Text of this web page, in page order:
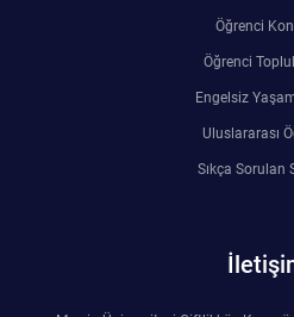
Öğrenci
Öğrenci
Engelsiz
Uluslararası
Sıkça Sorulan